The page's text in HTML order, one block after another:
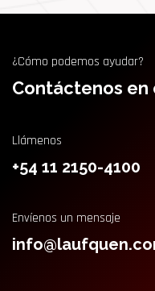
¿Cómo podemos ayudar?
Contáctenos
Llámenos
+54 11 2150-4100
Envíenos un mensaje